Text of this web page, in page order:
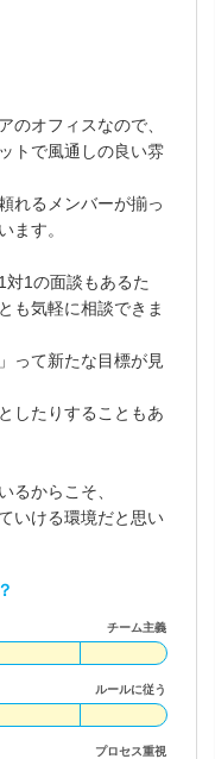
のオフィスなので、
トで風通しの良い雰
れるメンバーが揃っ
ます。
対1の面談もあるた
も気軽に相談できま
って新たな目標が見
したりすることもあ
るからこそ、
いける環境だと思い
チーム主義
ルールに従う
プロセス重視